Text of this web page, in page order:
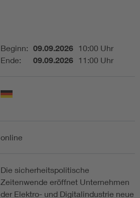
Beginn: 09.09.2026 10:00 Uhr
Ende:
09.09.2026 11:00 Uhr
online
Die sicherheitspolitische
Zeitenwende eröffnet Unternehmen
der Elektro- und Digitalindustrie neue